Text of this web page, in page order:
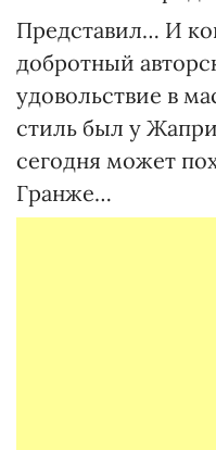
Представил… И
добротный
удовольствие в
стиль был у
сегодня может
Гранже…